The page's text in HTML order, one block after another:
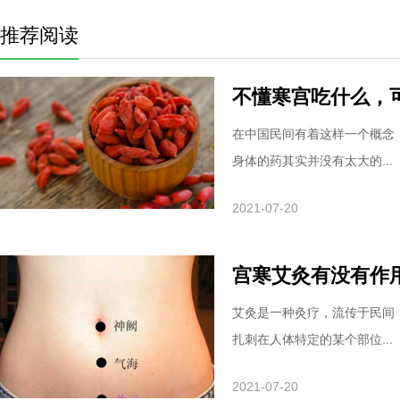
推荐阅读
不懂寒宫吃什么，
在中国民间有着这样一个概
身体的药其实并没有太大的...
2021-07-20
宫寒艾灸有没有作
艾灸是一种灸疗，流传于民
扎刺在人体特定的某个部位...
2021-07-20